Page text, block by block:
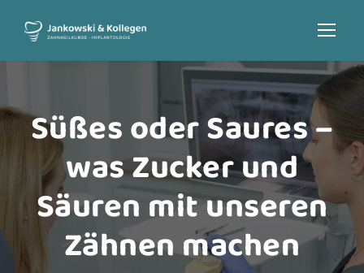
Süßes oder Saures –
was Zucker und
Säuren mit unseren
Zähnen machen